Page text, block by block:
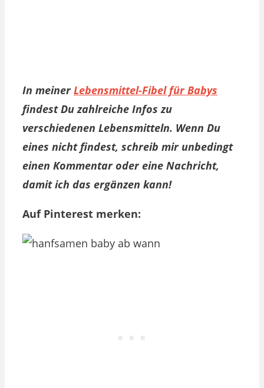
In meinerLebensmittel-Fibel für Babys
findest Du zahlreiche Infos zu
verschiedenen Lebensmitteln. Wenn Du
eines nicht findest, schreib mir unbedingt
einen Kommentar oder eine Nachricht,
damit ich das ergänzen kann!
Auf Pinterest merken: